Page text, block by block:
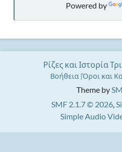
Powered by
Theme by
SMF 2.1.7 © 2026,
Simple Audio
Ρίζες και Ιστορία
Βοήθεια Όροι και